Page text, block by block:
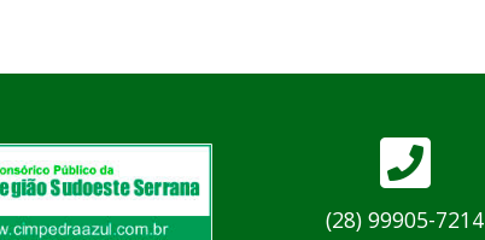
(28) 99905-7214